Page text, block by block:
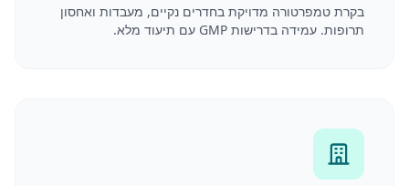
בקרת טמפרטורה מדויקת בחדרים נקיים, מעבדות ואחסון
תרופות. עמידה בדרישות GMP עם תיעוד מלא.